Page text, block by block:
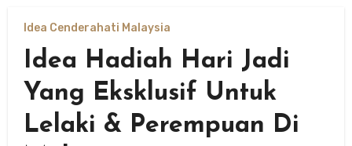
Idea Cenderahati Malaysia
Idea Hadiah Hari Jadi
Yang Eksklusif Untuk
Lelaki & Perempuan Di